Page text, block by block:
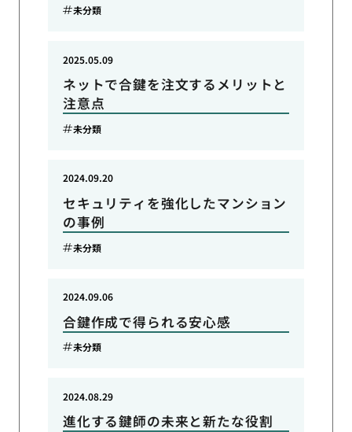
未分類
ネットで合鍵を注文するメリットと
注意点
2025.05.09
未分類
セキュリティを強化したマンション
の事例
2024.09.20
未分類
合鍵作成で得られる安心感
2024.09.06
未分類
進化する鍵師の未来と新たな役割
2024.08.29